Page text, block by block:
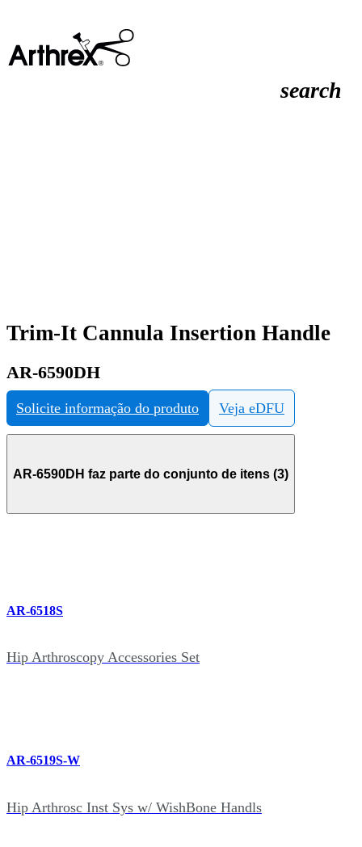
search
Trim-It Cannula Insertion Handle
AR-6590DH
Solicite informação do produto Veja eDFU
AR-6590DH faz parte do conjunto de itens (3)
AR-6518S
Hip Arthroscopy Accessories Set
AR-6519S-W
Hip Arthrosc Inst Sys w/ WishBone Handls